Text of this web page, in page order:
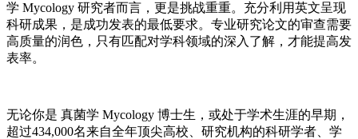
学 Mycology 研究者而言，更是挑战重重。充分利用英文呈现
科研成果，是成功发表的最低要求。专业研究论文的审查需要
高质量的润色，只有匹配对学科领域的深入了解，才能提高发
表率。
无论你是 真菌学 Mycology 博士生，或处于学术生涯的早期，
超过434,000名来自全年顶尖高校、研究机构的科研学者、学